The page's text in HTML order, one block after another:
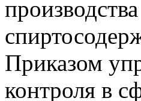
Приказом
контроля в